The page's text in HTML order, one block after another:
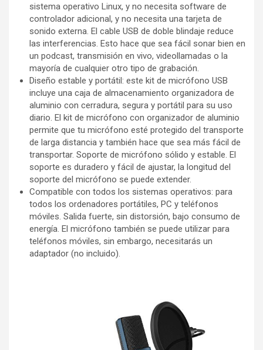
sistema operativo Linux, y no necesita software de
controlador adicional, y no necesita una tarjeta de
sonido externa. El cable USB de doble blindaje reduce
las interferencias. Esto hace que sea fácil sonar bien en
un podcast, transmisión en vivo, videollamadas o la
mayoría de cualquier otro tipo de grabación.
Diseño estable y portátil: este kit de micrófono USB
incluye una caja de almacenamiento organizadora de
aluminio con cerradura, segura y portátil para su uso
diario. El kit de micrófono con organizador de aluminio
permite que tu micrófono esté protegido del transporte
de larga distancia y también hace que sea más fácil de
transportar. Soporte de micrófono sólido y estable. El
soporte es duradero y fácil de ajustar, la longitud del
soporte del micrófono se puede extender.
Compatible con todos los sistemas operativos: para
todos los ordenadores portátiles, PC y teléfonos
móviles. Salida fuerte, sin distorsión, bajo consumo de
energía. El micrófono también se puede utilizar para
teléfonos móviles, sin embargo, necesitarás un
adaptador (no incluido).